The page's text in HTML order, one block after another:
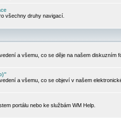
všechny druhy navigací.
a všemu, co se děje na našem diskuzním
a všemu, co se objeví v našem
portálu nebo ke službám WM Help.